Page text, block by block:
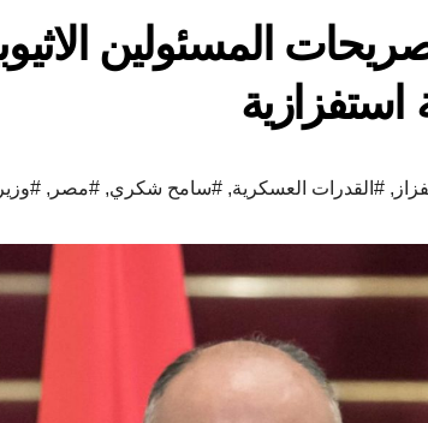
المسئولين
, #القدرات العسكرية, #سامح شكري, #مصر ,